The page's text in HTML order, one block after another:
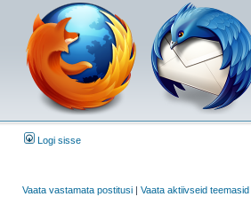
Logi sisse
Vaata vastamata postitusi | Vaata aktiivseid teemasid